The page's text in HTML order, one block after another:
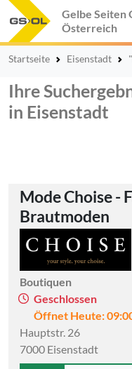
Gelbe Seiten
Österreich
Startseite Eisenstadt
Ihre
in Eisenstadt
Mode Choise -
Brautmoden
Boutiquen
Geschlossen
Öffnet Heute:
Hauptstr. 26
7000 Eisenstadt